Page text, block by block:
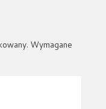
Wymagane